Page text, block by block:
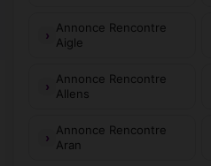
Annonce Rencontre
Aigle
Annonce Rencontre
Allens
Annonce Rencontre
Aran